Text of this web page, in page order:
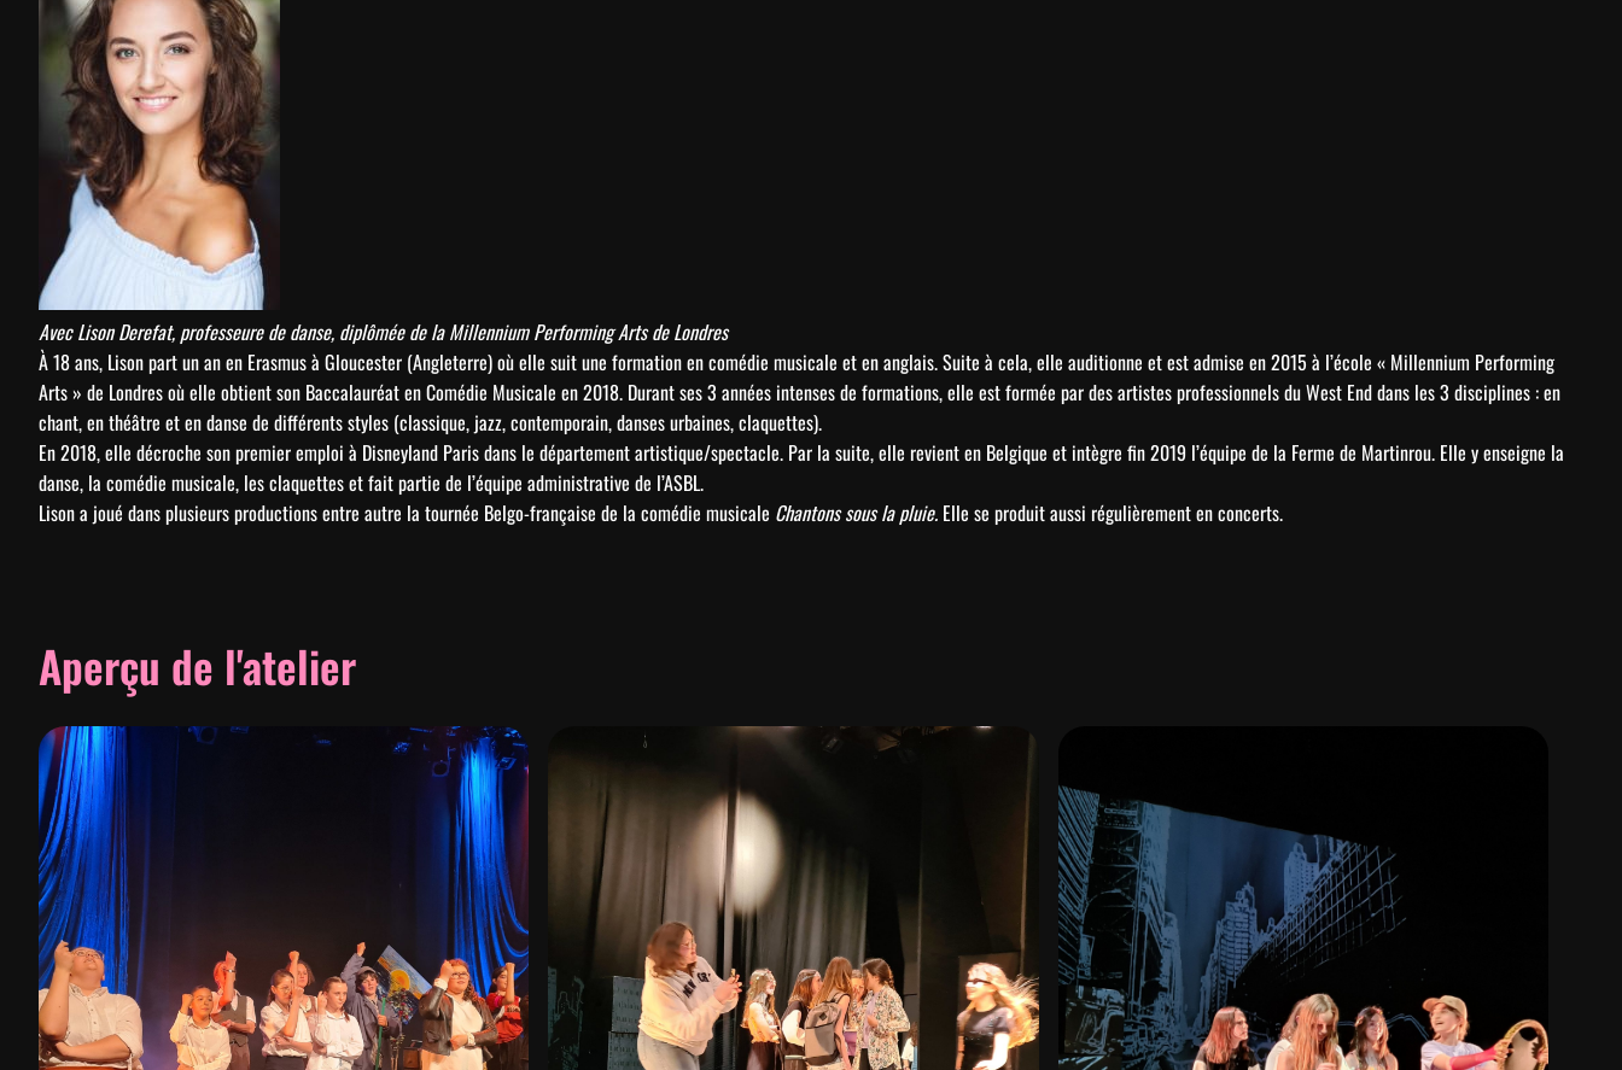
Avec Lison Derefat, professeure de danse, diplômée de la Millennium Performing Arts de Londres
À 18 ans, Lison part un an en Erasmus à Gloucester (Angleterre) où elle suit une formation en comédie musicale et en anglais. Suite à cela, elle auditionne et est admise en 2015 à l’école « Millennium Performing
Arts » de Londres où elle obtient son Baccalauréat en Comédie Musicale en 2018. Durant ses 3 années intenses de formations, elle est formée par des artistes professionnels du West End dans les 3 disciplines : en
chant, en théâtre et en danse de différents styles (classique, jazz, contemporain, danses urbaines, claquettes).
En 2018, elle décroche son premier emploi à Disneyland Paris dans le département artistique/spectacle. Par la suite, elle revient en Belgique et intègre fin 2019 l’équipe de la Ferme de Martinrou. Elle y enseigne la
danse, la comédie musicale, les claquettes et fait partie de l’équipe administrative de l’ASBL.
Lison a joué dans plusieurs productions entre autre la tournée Belgo-française de la comédie musicale Chantons sous la pluie. Elle se produit aussi régulièrement en concerts.
Aperçu de l'atelier